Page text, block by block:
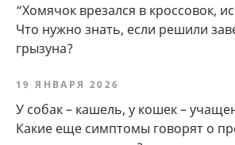
“Хомячок врезался в кроссовок,
Что нужно знать, если решили
грызуна?
19 ЯНВАРЯ 2026
У собак – кашель, у кошек –
Какие еще симптомы говорят о